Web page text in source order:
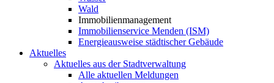
Wald
Immobilienmanagement
Immobilienservice Menden (ISM)
Energieausweise städtischer Gebäude
Aktuelles
Aktuelles aus der Stadtverwaltung
Alle aktuellen Meldungen